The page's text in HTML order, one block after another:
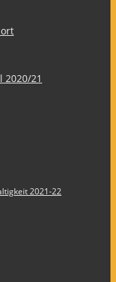
2020/21
2021-22